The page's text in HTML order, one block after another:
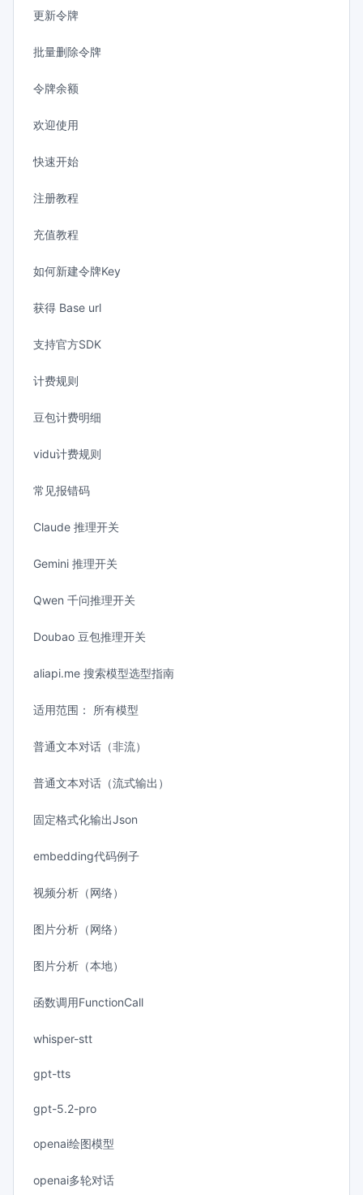
更新令牌
批量删除令牌
令牌余额
欢迎使用
快速开始
注册教程
充值教程
如何新建令牌Key
获得 Base url
支持官方SDK
计费规则
豆包计费明细
vidu计费规则
常见报错码
Claude 推理开关
Gemini 推理开关
Qwen 千问推理开关
Doubao 豆包推理开关
aliapi.me 搜索模型选型指南
适用范围： 所有模型
普通文本对话（非流）
普通文本对话（流式输出）
固定格式化输出Json
embedding代码例子
视频分析（网络）
图片分析（网络）
图片分析（本地）
函数调用FunctionCall
whisper-stt
gpt-tts
gpt-5.2-pro
openai绘图模型
openai多轮对话